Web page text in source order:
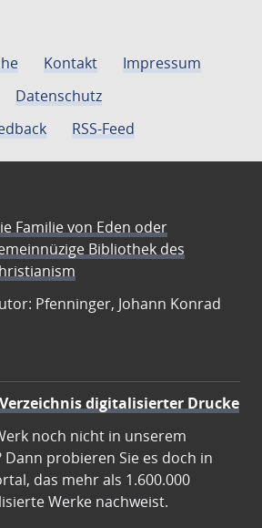
Kontakt
Impressum
Datenschutz
RSS-Feed
Familie von Eden oder
Bibliothek des
Pfenninger, Johann Konrad
digitalisierter Drucke
noch nicht in unserem
Dann probieren Sie es doch in
das mehr als 1.600.000
Werke nachweist.